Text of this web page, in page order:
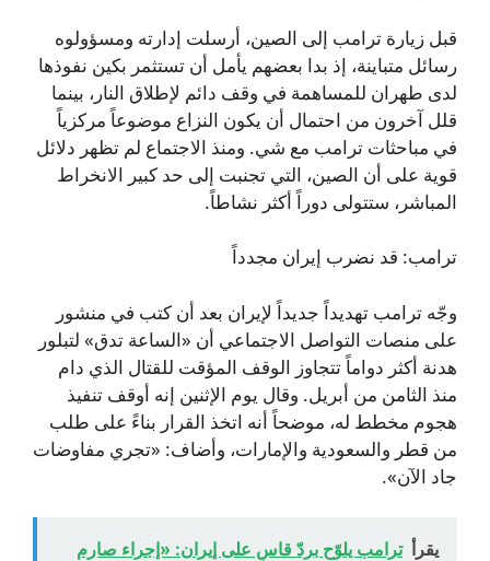
قبل زيارة ترامب إلى الصين، أرسلت إدارته ومسؤولوه
رسائل متباينة، إذ بدا بعضهم يأمل أن تستثمر بكين نفوذها
لدى طهران للمساهمة في وقف دائم لإطلاق النار، بينما
قلل آخرون من احتمال أن يكون النزاع موضوعاً مركزياً
في مباحثات ترامب مع شي. ومنذ الاجتماع لم تظهر دلائل
قوية على أن الصين، التي تجنبت إلى حد كبير الانخراط
المباشر، ستتولى دوراً أكثر نشاطاً.
ترامب: قد نضرب إيران مجدداً
وجّه ترامب تهديداً جديداً لإيران بعد أن كتب في منشور
على منصات التواصل الاجتماعي أن «الساعة تدق» لتبلور
هدنة أكثر دواماً تتجاوز الوقف المؤقت للقتال الذي دام
منذ الثامن من أبريل. وقال يوم الإثنين إنه أوقف تنفيذ
هجوم مخطط له، موضحاً أنه اتخذ القرار بناءً على طلب
من قطر والسعودية والإمارات، وأضاف: «تجري مفاوضات
جاد الآن».
يقرأ ترامب يلوّح بردّ قاسٍ على إيران: «إجراء صارم